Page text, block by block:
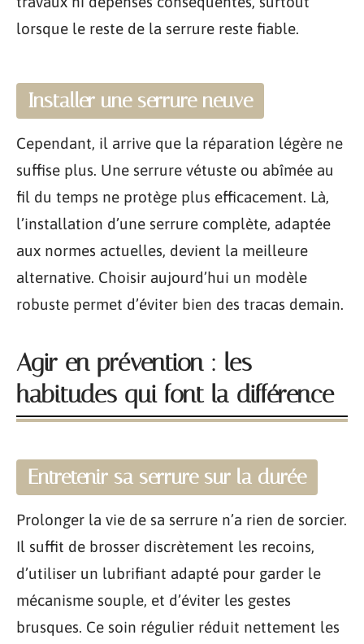
lorsque le reste de la serrure reste fiable.
Installer une serrure neuve
Cependant, il arrive que la réparation légère ne
suffise plus. Une serrure vétuste ou abîmée au
fil du temps ne protège plus efficacement. Là,
l’installation d’une serrure complète, adaptée
aux normes actuelles, devient la meilleure
alternative. Choisir aujourd’hui un modèle
robuste permet d’éviter bien des tracas demain.
Agir en prévention : les
habitudes qui font la différence
Entretenir sa serrure sur la durée
Prolonger la vie de sa serrure n’a rien de sorcier.
Il suffit de brosser discrètement les recoins,
d’utiliser un lubrifiant adapté pour garder le
mécanisme souple, et d’éviter les gestes
brusques. Ce soin régulier réduit nettement les